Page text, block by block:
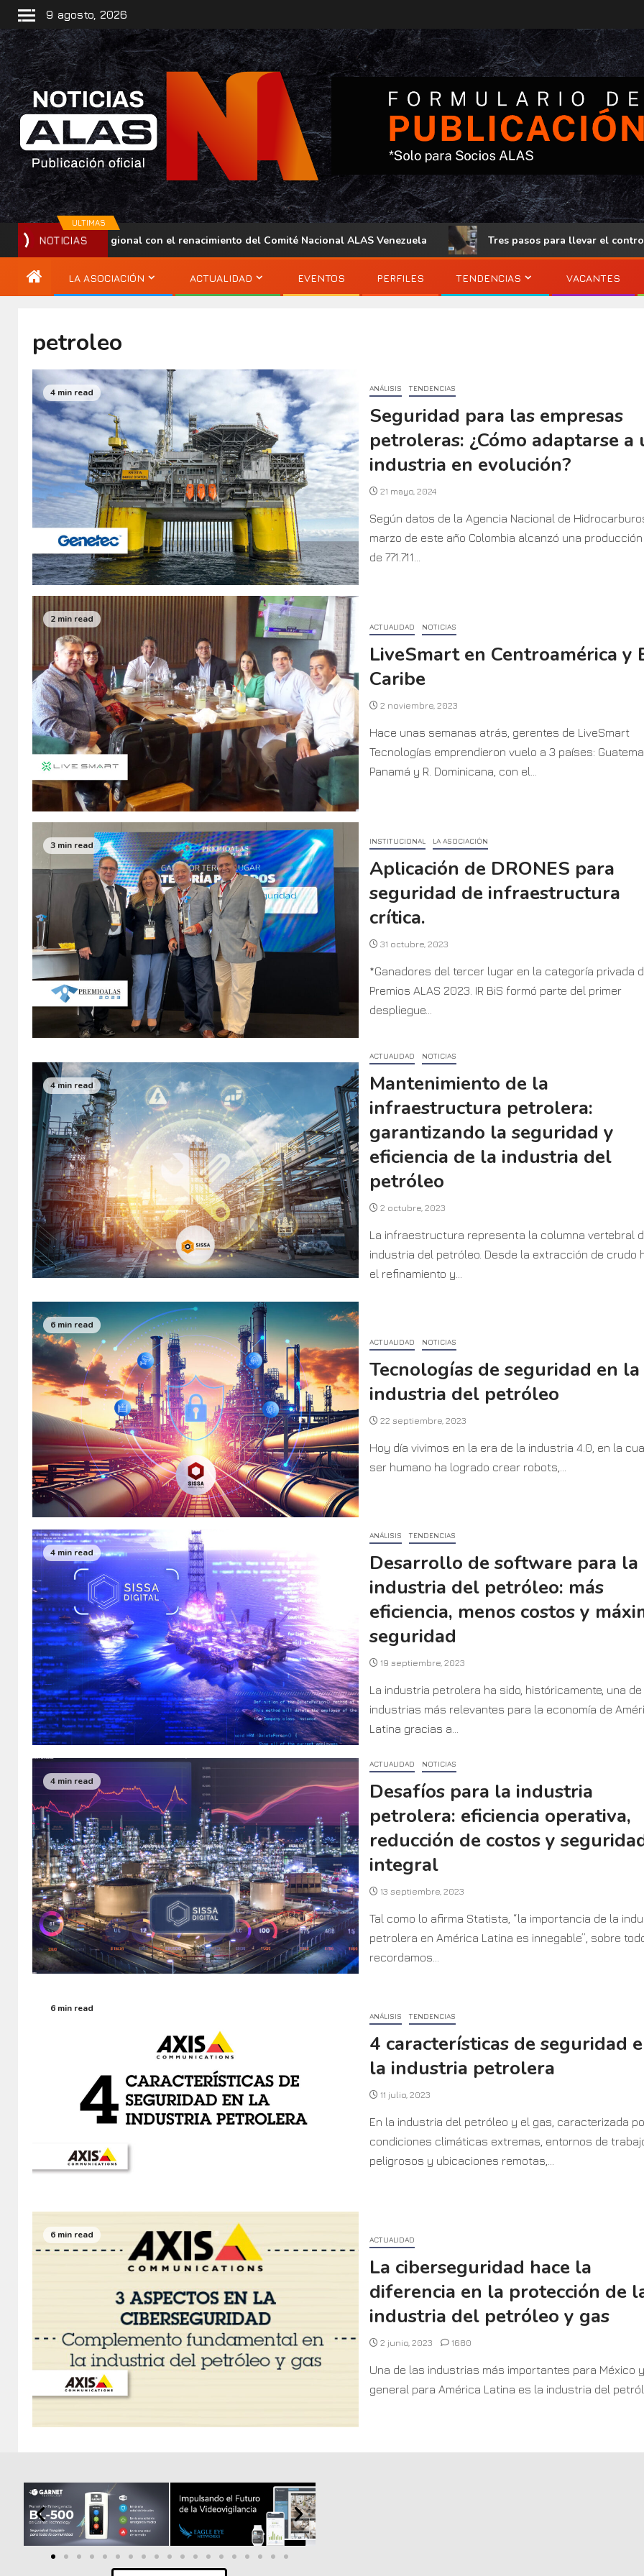
9 agosto, 2026
ULTIMAS
NOTICIAS
regional con el renacimiento del Comité Nacional ALAS Venezuela Tres pasos para llevar el control de acceso
LA ASOCIACIÓN ACTUALIDAD EVENTOS PERFILES TENDENCIAS VACANTES
petroleo
4 min read ANÁLISIS TENDENCIAS
Seguridad para las empresas
petroleras: ¿Cómo adaptarse a
industria en evolución?
21 mayo, 2024
Según datos de la Agencia Nacional de
marzo de este año Colombia alcanzó una
de 771.711...
2 min read
ACTUALIDAD NOTICIAS
LiveSmart en Centroamérica y
Caribe
2 noviembre, 2023
Hace unas semanas atrás, gerentes de LiveSmart
Tecnologías emprendieron vuelo a 3 países:
Panamá y R. Dominicana, con el...
3 min read INSTITUCIONAL LA ASOCIACIÓN
Aplicación de DRONES para
seguridad de infraestructura
crítica.
31 octubre, 2023
*Ganadores del tercer lugar en la categoría privada
Premios ALAS 2023. IR BiS formó parte del primer
despliegue...
4 min read
ACTUALIDAD NOTICIAS
Mantenimiento de la
infraestructura petrolera:
garantizando la seguridad y
eficiencia de la industria del
petróleo
2 octubre, 2023
La infraestructura representa la columna vertebral
industria del petróleo. Desde la extracción de crudo
el refinamiento y...
6 min read
ACTUALIDAD NOTICIAS
Tecnologías de seguridad en la
industria del petróleo
22 septiembre, 2023
Hoy día vivimos en la era de la industria 4.0, en la
ser humano ha logrado crear robots,...
4 min read
ANÁLISIS TENDENCIAS
Desarrollo de software para la
industria del petróleo: más
eficiencia, menos costos y
seguridad
19 septiembre, 2023
La industria petrolera ha sido, históricamente, una
industrias más relevantes para la economía de
Latina gracias a...
4 min read
ACTUALIDAD NOTICIAS
Desafíos para la industria
petrolera: eficiencia operativa,
reducción de costos y
integral
13 septiembre, 2023
Tal como lo afirma Statista, “la importancia de la
petrolera en América Latina es innegable”, sobre
recordamos...
6 min read
ANÁLISIS TENDENCIAS
4 características de seguridad
la industria petrolera
11 julio, 2023
En la industria del petróleo y el gas, caracterizada
condiciones climáticas extremas, entornos de
peligrosos y ubicaciones remotas,...
6 min read ACTUALIDAD
La ciberseguridad hace la
diferencia en la protección de
industria del petróleo y gas
2 junio, 2023 1680
Una de las industrias más importantes para México
general para América Latina es la industria del